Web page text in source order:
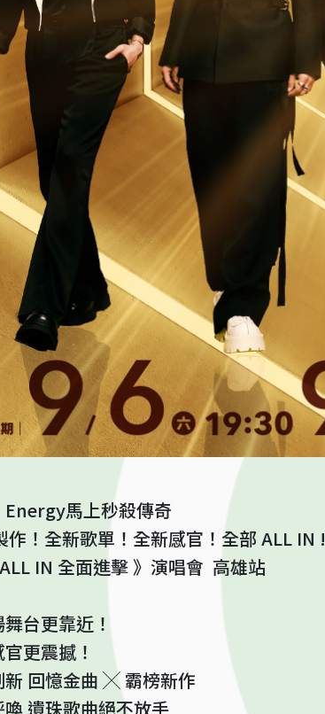
Energy馬上秒殺傳奇
作！全新歌單！全新感官！全部 ALL IN !
IN 全面進擊 》演唱會 高雄站
台更靠近！
更震撼！
新 回憶金曲 ╳ 霸榜新作
遺珠歌曲絕不放手